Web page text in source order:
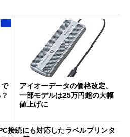
アイオーデータの価格改定、
一部モデルは25万円超の大幅
値上げに
接続にも対応したラベルプリンタ